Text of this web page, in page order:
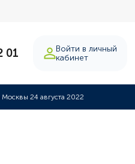
01
Войти в личный
кабинет
24 августа 2022